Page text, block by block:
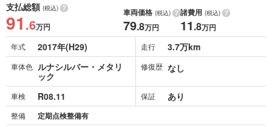
支払総額 (税込)
91 .6万円
車両価格 (税込)
79.8万円
諸費用 (税込)
11.8万円
年式 2017年(H29) 走行 3.7万km
車体色 ルナシルバー・メタリ
ック
修復歴 なし
車検 R08.11 保証 あり
整備 定期点検整備有